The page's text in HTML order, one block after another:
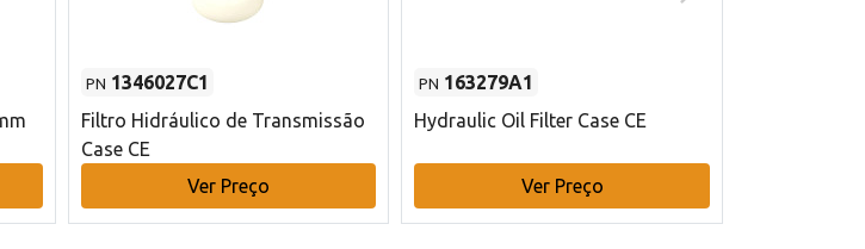
PN 1346027C1
Filtro Hidráulico de Transmissão
Case CE
Ver Preço
PN 163279A1
Hydraulic Oil Filter Case CE
Ver Preço